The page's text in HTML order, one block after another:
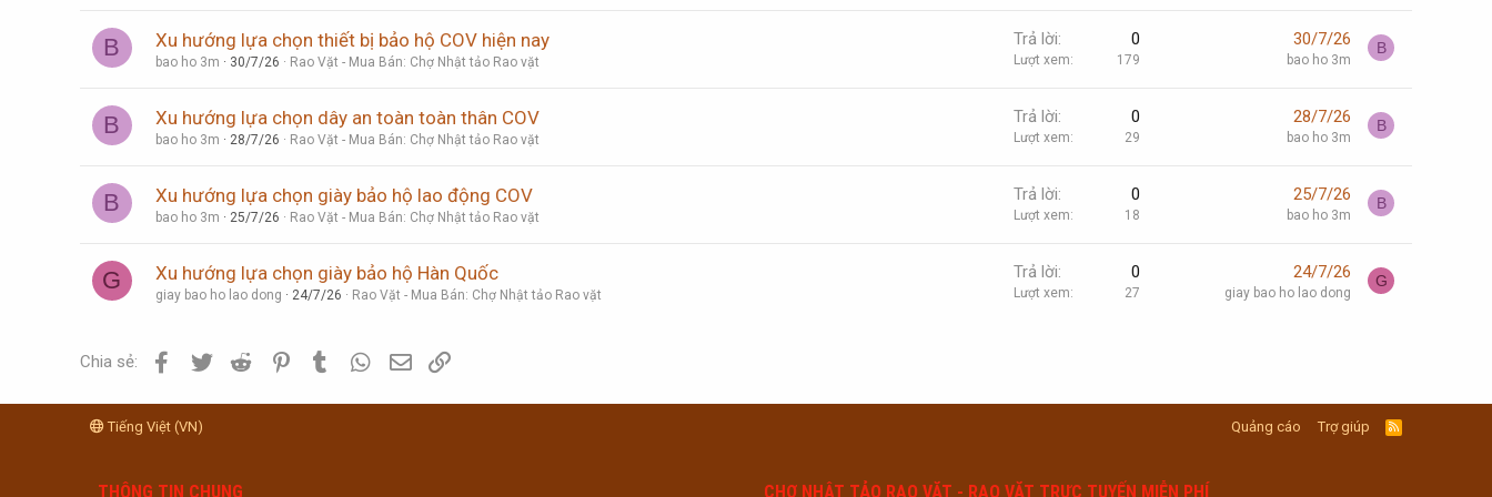
B Xu hướng lựa chọn thiết bị bảo hộ COV hiện nay
bao ho 3m 30/7/26 Rao Vặt - Mua Bán: Chợ Nhật tảo Rao vặt
Trả lời 0
Lượt xem 179
30/7/26
bao ho 3m
B
B Xu hướng lựa chọn dây an toàn toàn thân COV
bao ho 3m 28/7/26 Rao Vặt - Mua Bán: Chợ Nhật tảo Rao vặt
Trả lời 0
Lượt xem 29
28/7/26
bao ho 3m
B
B Xu hướng lựa chọn giày bảo hộ lao động COV
bao ho 3m 25/7/26 Rao Vặt - Mua Bán: Chợ Nhật tảo Rao vặt
Trả lời 0
Lượt xem 18
25/7/26
bao ho 3m
B
G Xu hướng lựa chọn giày bảo hộ Hàn Quốc
giay bao ho lao dong 24/7/26 Rao Vặt - Mua Bán: Chợ Nhật tảo Rao vặt
Trả lời 0
Lượt xem 27
24/7/26
giay bao ho lao dong
G
Chia sẻ: Facebook
Twitter Reddit PinterestTumblr WhatsApp
Email
Tiếng Việt (VN) Quảng cáo Trợ giúp
R
S
THÔNG TIN CHUNG CHỢ NHẬT TẢO RAO VẶT - RAO VẶT TRỰC TUYẾN MIỄN PHÍ